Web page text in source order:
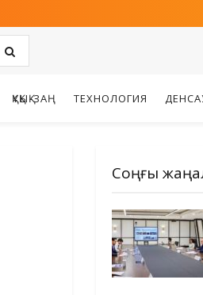
ҚҰҚЫҚ-ЗАҢ ТЕХНОЛОГИЯ
Соңғы